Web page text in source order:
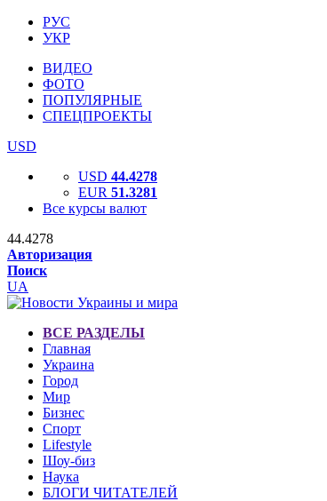
РУС
УКР
ВИДЕО
ФОТО
ПОПУЛЯРНЫЕ
СПЕЦПРОЕКТЫ
USD
USD 44.4278
EUR 51.3281
Все курсы валют
44.4278
Авторизация
Поиск
UA
ВСЕ РАЗДЕЛЫ
Главная
Украина
Город
Мир
Бизнес
Спорт
Lifestyle
Шоу-биз
Наука
БЛОГИ ЧИТАТЕЛЕЙ